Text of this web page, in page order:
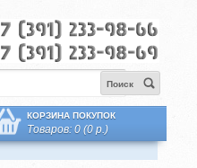
Поиск
КОРЗИНА ПОКУПОК
Товаров: 0 (0 р.)